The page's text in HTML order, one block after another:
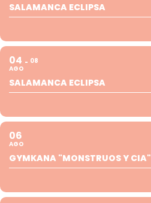
SALAMANCA ECLIPSA
04
AGO
08
SALAMANCA ECLIPSA
06
AGO
GYMKANA "MONSTRUOS Y CIA"